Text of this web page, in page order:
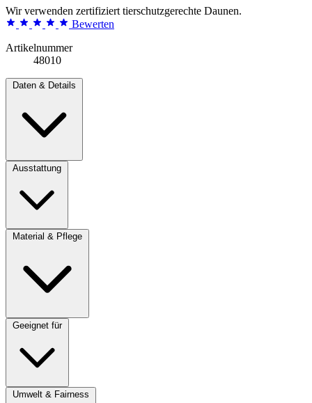
Wir verwenden zertifiziert tierschutzgerechte Daunen.
Bewerten
Artikelnummer
48010
Daten & Details
Ausstattung
Material & Pflege
Geeignet für
Umwelt & Fairness